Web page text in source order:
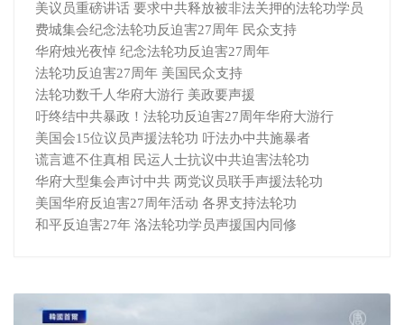
美议员重磅讲话 要求中共释放被非法关押的法轮功学员
费城集会纪念法轮功反迫害27周年 民众支持
华府烛光夜悼 纪念法轮功反迫害27周年
法轮功反迫害27周年 美国民众支持
法轮功数千人华府大游行 美政要声援
吁终结中共暴政！法轮功反迫害27周年华府大游行
美国会15位议员声援法轮功 吁法办中共施暴者
谎言遮不住真相 民运人士抗议中共迫害法轮功
华府大型集会声讨中共 两党议员联手声援法轮功
美国华府反迫害27周年活动 各界支持法轮功
和平反迫害27年 洛法轮功学员声援国内同修